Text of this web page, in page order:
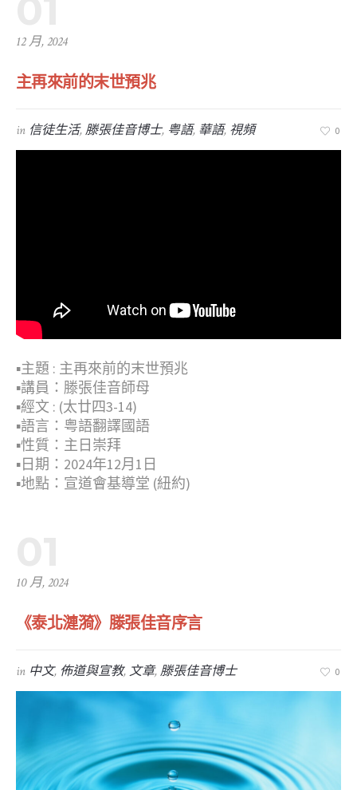
12 月, 2024
主再來前的末世預兆
in 信徒生活,滕張佳音博士, 粤語, 華語, 視頻 0
▪︎主題 : 主再來前的末世預兆
▪︎講員：滕張佳音師母
▪︎經文 : (太廿四3-14)
▪︎語言：粤語翻譯國語
▪︎性質：主日崇拜
▪︎日期：2024年12月1日
▪︎地點：宣道會基導堂 (紐約)
10 月, 2024
《泰北漣漪》滕張佳音序言
in 中文, 佈道與宣教,文章,滕張佳音博士 0